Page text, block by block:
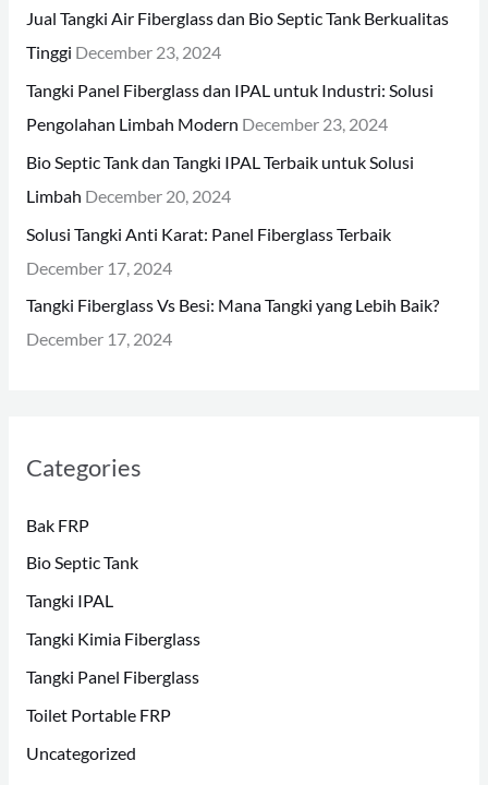
r
:
Jual Tangki Air Fiberglass dan Bio Septic Tank Berkualitas
Tinggi December 23, 2024
Tangki Panel Fiberglass dan IPAL untuk Industri: Solusi
Pengolahan Limbah Modern December 23, 2024
Bio Septic Tank dan Tangki IPAL Terbaik untuk Solusi
Limbah December 20, 2024
Solusi Tangki Anti Karat: Panel Fiberglass Terbaik
December 17, 2024
Tangki Fiberglass Vs Besi: Mana Tangki yang Lebih Baik?
December 17, 2024
Categories
Bak FRP
Bio Septic Tank
Tangki IPAL
Tangki Kimia Fiberglass
Tangki Panel Fiberglass
Toilet Portable FRP
Uncategorized